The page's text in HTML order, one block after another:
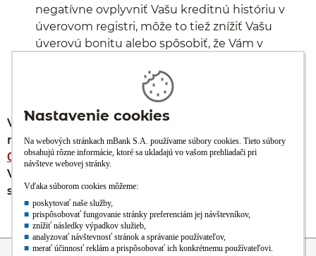
negatívne ovplyvniť Vašu kreditnú históriu v
úverovom registri, môže to tiež znížiť Vašu
úverovú bonitu alebo spôsobiť, že Vám v
V prípade, že máte ťažkosti so splácaním úveru,
môžete nás kontaktovať tiež telefonicky na tel.
02/323 317 31vo všedné dni medzi 8:00 až 16:30.
Veríme, že spolu nájdeme vhodné riešenie Vašej
situácie.
Prejsť na začiatok stránky
Preskočiť na začiatok obsahu